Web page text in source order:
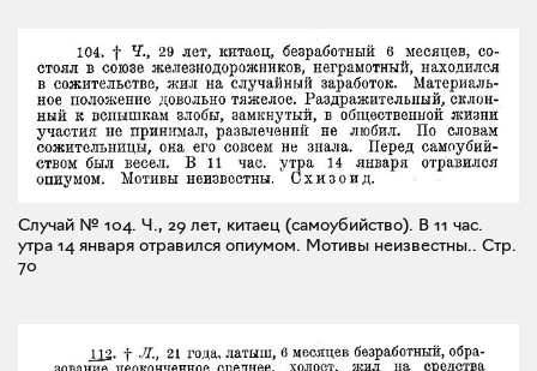
Случай № 104. Ч., 29 лет, китаец (самоубийство). В 11 час.
утра 14 января отравился опиумом. Мотивы неизвестны.. Стр.
70